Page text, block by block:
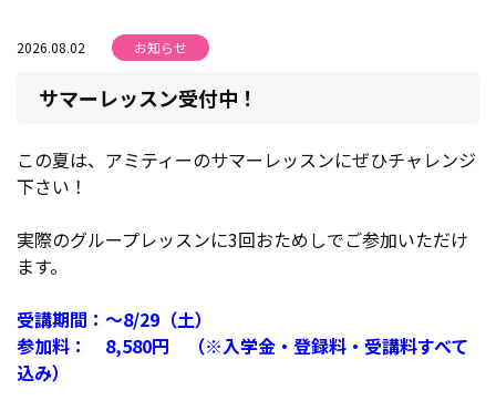
2026.08.02 お知らせ
サマーレッスン受付中！
この夏は、アミティーのサマーレッスンにぜひチャレンジ
下さい！
実際のグループレッスンに3回おためしでご参加いただけ
ます。
受講期間：～8/29（土）
参加料： 8,580円 （※入学金・登録料・受講料すべて
込み）